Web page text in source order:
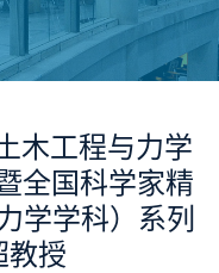
木工程与力学
全国科学家精
学学科）系列
授